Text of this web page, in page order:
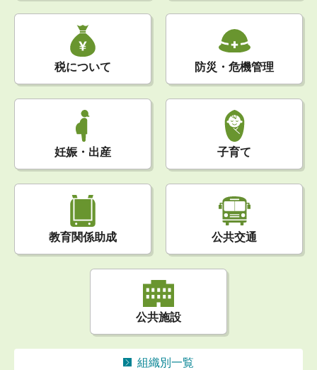
税について 防災・危機管理
妊娠・出産 子育て
教育関係助成 公共交通
公共施設
組織別一覧